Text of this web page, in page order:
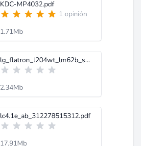
KDC-MP4032.pdf
1 opinión
1.71Mb
lg_flatron_l204wt_lm62b_sm.pdf
2.34Mb
lc4.1e_ab_312278515312.pdf
17.91Mb